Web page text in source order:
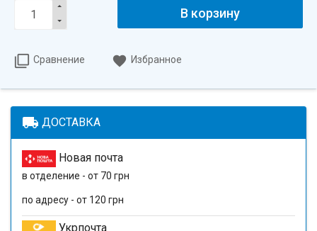
В корзину
Сравнение Избранное
local_shipping ДОСТАВКА
Новая почта
в отделение - от 70 грн
по адресу - от 120 грн
Укрпочта